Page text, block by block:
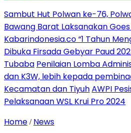
Sambut Hut Polwan ke-76,
Bawang Barat Laksanakan
Kabarindonesia.co “1 Tahun
Dibuka Firsada Gebyar Paud
Tubaba Penilaian Lomba
dan K3W, lebih kepada
Kecamatan dan TiyuhAWPI
Pelaksanaan WSL Krui Pro 2024
Home / News